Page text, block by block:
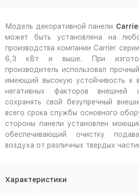
Модель декоративной панели
может быть установлена на
производства компании Carrier
6,3 кВт и выше. При
производитель использовал
имеющий высокую устойчивость к
негативных факторов внешней
сохранять свой безупречный
всего срока службы основного
стороны панели установлен
обеспечивающий очистку
воздуха от различных твердых
Характеристики